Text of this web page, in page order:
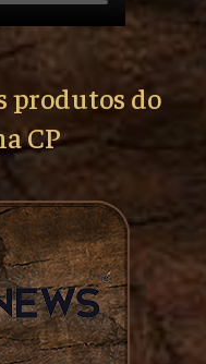
produtos do
CP